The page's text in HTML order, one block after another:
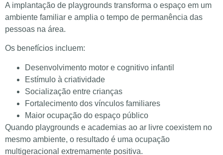
A implantação de playgrounds transforma o espaço em um
ambiente familiar e amplia o tempo de permanência das
pessoas na área.
Os benefícios incluem:
Desenvolvimento motor e cognitivo infantil
Estímulo à criatividade
Socialização entre crianças
Fortalecimento dos vínculos familiares
Maior ocupação do espaço público
Quando playgrounds e academias ao ar livre coexistem no
mesmo ambiente, o resultado é uma ocupação
multigeracional extremamente positiva.